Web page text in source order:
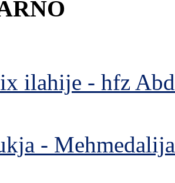
ilahije - hfz
-